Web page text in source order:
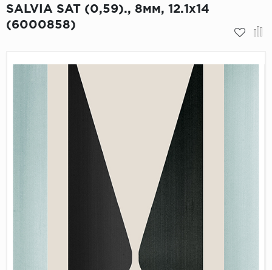
Керамогранит
Искусственный камень
SALVIA SAT (0,59)., 8мм, 12.1x14
(6000858)